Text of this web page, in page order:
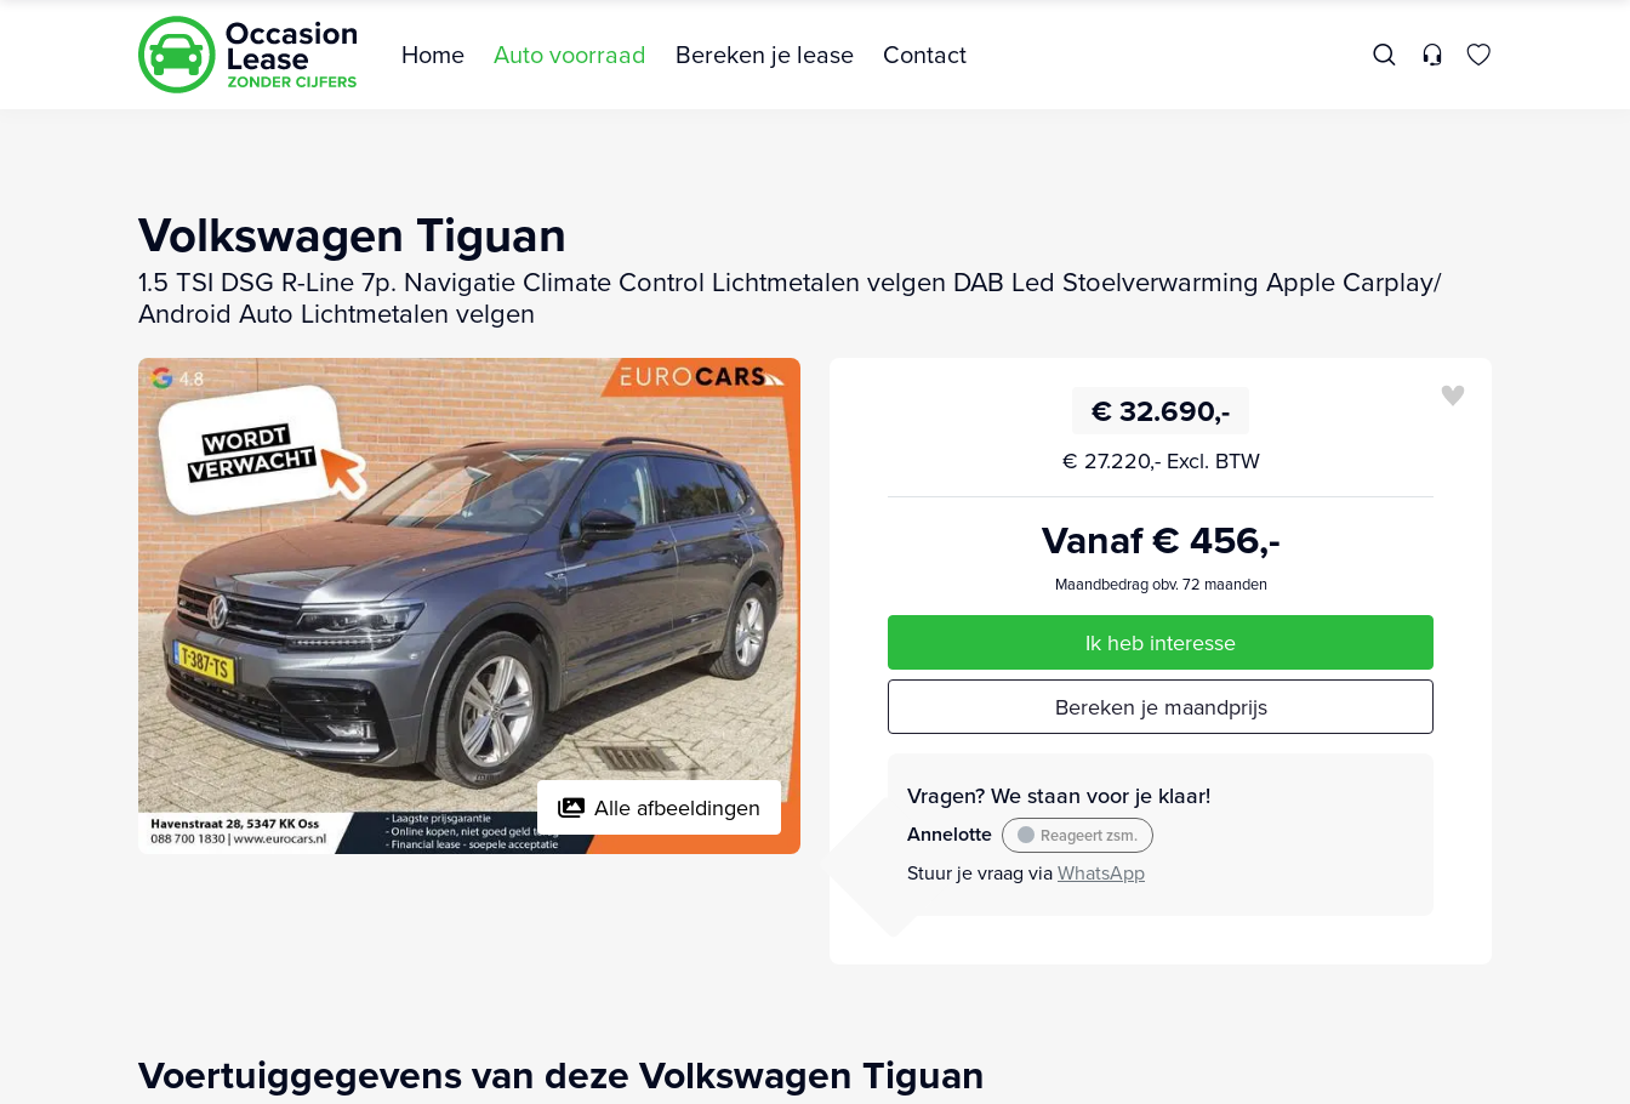
Home Auto voorraad Bereken je lease Contact
Volkswagen Tiguan
1.5 TSI DSG R-Line 7p. Navigatie Climate Control Lichtmetalen velgen DAB Led Stoelverwarming Apple Carplay/
Android Auto Lichtmetalen velgen
Alle afbeeldingen
€ 32.690,-
€ 27.220,- Excl. BTW
Vanaf € 456,-
Maandbedrag obv. 72 maanden
Ik heb interesse
Bereken je maandprijs
Vragen? We staan voor je klaar!
Annelotte Reageert zsm.
Stuur je vraag viaWhatsApp
Voertuiggegevens van deze Volkswagen Tiguan